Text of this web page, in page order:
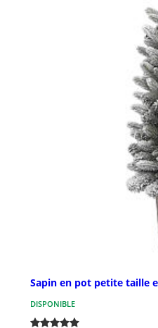
Sapin en pot petite taille
DISPONIBLE